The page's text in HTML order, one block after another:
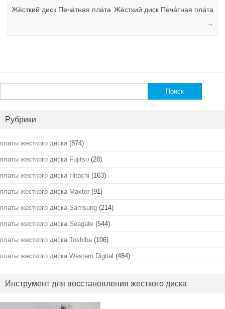
Жёсткий диск Печа́тная пла́та Жёсткий диск Печа́тная пла́та
→
Рубрики
платы жесткого диска (874)
платы жесткого диска Fujitsu (28)
платы жесткого диска Hitachi (163)
платы жесткого диска Maxtor (91)
платы жесткого диска Samsung (214)
платы жесткого диска Seagate (544)
платы жесткого диска Toshiba (106)
платы жесткого диска Western Digital (484)
Инструмент для восстановления жесткого диска